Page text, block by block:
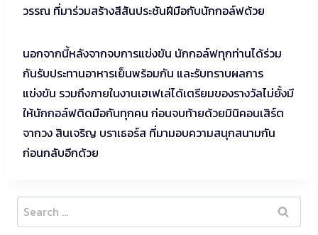
วรรณ ที่มาร่วมสร้างสีสันประชันฝีมือกับนักกอล์ฟด้วย
นอกจากนี้หลังจากจบการแข่งขัน นักกอล์ฟทุกท่านได้ร่วม
กันรับประทานอาหารเย็นพร้อมกัน และรับทราบผลการ
แข่งขัน รวมถึงภายในงานเฮเฟเล่ได้เตรียมของรางวัลไม่ยั้งมี
ให้นักกอล์ฟติดมือกันทุกคน ก่อนจบท้ายด้วยมินิคอนเสิร์ต
จากวง สินเจริญ บราเธอร์ส ที่มามอบความสนุกสนามกัน
ก่อนกลับอีกด้วย
Search
for: